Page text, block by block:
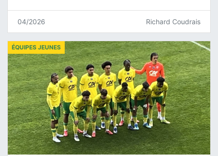
04/2026 Richard Coudrais
ÉQUIPES JEUNES